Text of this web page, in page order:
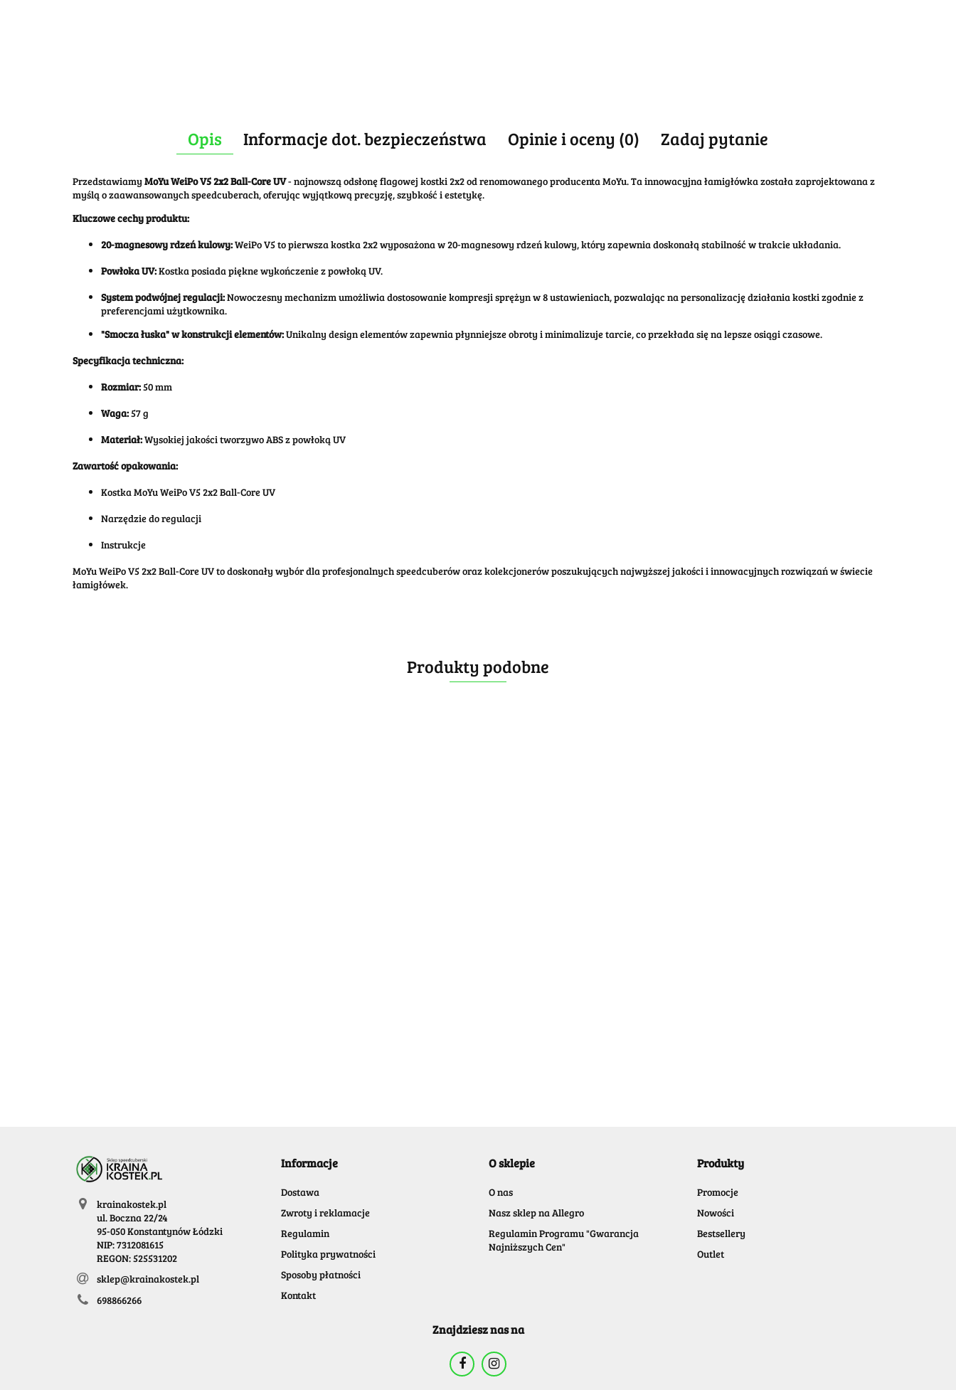
Opis Informacje dot. bezpieczeństwa Opinie i oceny (0) Zadaj pytanie
Przedstawiamy MoYu WeiPo V5 2x2 Ball-Core UV- najnowszą odsłonę flagowej kostki 2x2 od renomowanego producenta MoYu. Ta innowacyjna łamigłówka została zaprojektowana z
myślą o zaawansowanych speedcuberach, oferując wyjątkową precyzję, szybkość i estetykę.
Kluczowe cechy produktu:
20-magnesowy rdzeń kulowy:WeiPo V5 to pierwsza kostka 2x2 wyposażona w 20-magnesowy rdzeń kulowy, który zapewnia doskonałą stabilność w trakcie układania.
Powłoka UV:Kostka posiada piękne wykończenie z powłoką UV.
System podwójnej regulacji:Nowoczesny mechanizm umożliwia dostosowanie kompresji sprężyn w 8 ustawieniach, pozwalając na personalizację działania kostki zgodnie z
preferencjami użytkownika.
"Smocza łuska" w konstrukcji elementów:Unikalny design elementów zapewnia płynniejsze obroty i minimalizuje tarcie, co przekłada się na lepsze osiągi czasowe.
Specyfikacja techniczna:
Rozmiar:50 mm
Waga:57 g
Materiał:Wysokiej jakości tworzywo ABS z powłoką UV
Zawartość opakowania:
Kostka MoYu WeiPo V5 2x2 Ball-Core UV
Narzędzie do regulacji
Instrukcje
MoYu WeiPo V5 2x2 Ball-Core UV to doskonały wybór dla profesjonalnych speedcuberów oraz kolekcjonerów poszukujących najwyższej jakości i innowacyjnych rozwiązań w świecie
łamigłówek.
Produkty podobne
krainakostek.pl
ul. Boczna 22/24
95-050 Konstantynów Łódzki
NIP: 7312081615
REGON: 525531202
sklep@krainakostek.pl
698866266
Informacje
Dostawa
Zwroty i reklamacje
Regulamin
Polityka prywatności
Sposoby płatności
Kontakt
O sklepie
O nas
Nasz sklep na Allegro
Regulamin Programu "Gwarancja
Najniższych Cen"
Produkty
Promocje
Nowości
Bestsellery
Outlet
Znajdziesz nas na